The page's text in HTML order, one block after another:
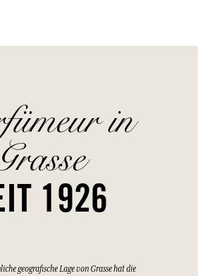
in
1926
geografische Lage von Grasse hat die